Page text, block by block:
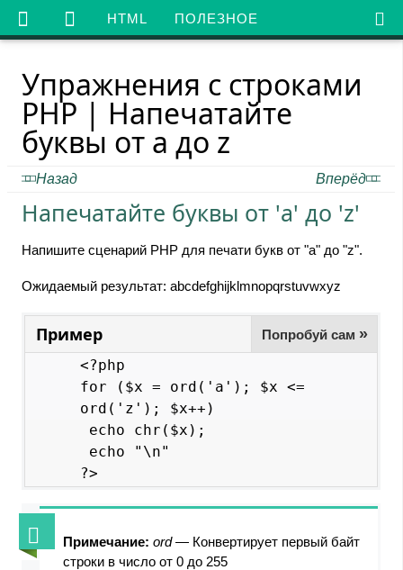
HTML ПОЛЕЗНОЕ 
Упражнения с строками
PHP | Напечатайте
буквы от a до z
Назад Вперёд
Напечатайте буквы от 'a' до 'z'
Напишите сценарий PHP для печати букв от "a" до "z".
Ожидаемый результат: abcdefghijklmnopqrstuvwxyz
Пример Попробуй сам »
<?php
for ($x = ord('a'); $x <=
ord('z'); $x++)
?>
Примечание: ord— Конвертирует первый байт
строки в число от 0 до 255